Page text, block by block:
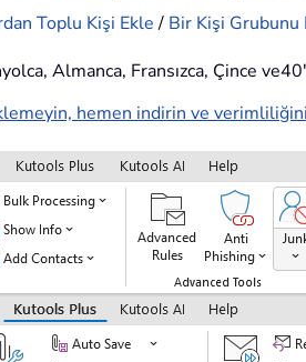
Toplu Kişi Ekle/ Bir Kişi
Almanca, Fransızca, Çince
hemen indirin ve